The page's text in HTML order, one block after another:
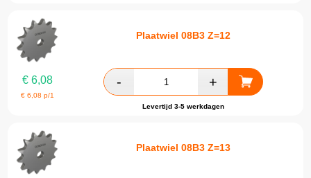
Plaatwiel 08B3 Z=12
€ 6,08
€6,08 p/1
Levertijd 3-5 werkdagen
Plaatwiel 08B3 Z=13